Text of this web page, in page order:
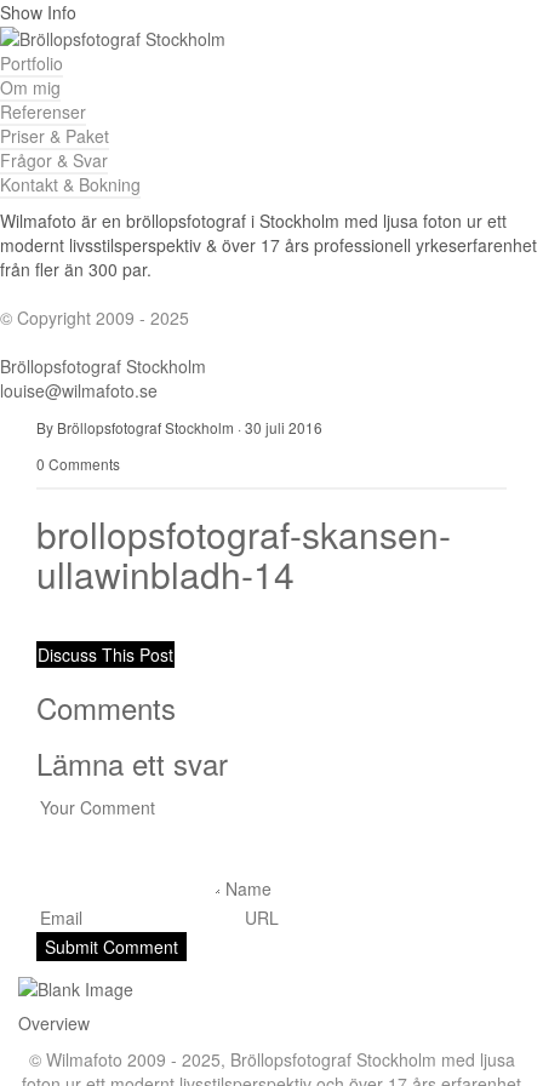
Show Info
Portfolio
Om mig
Referenser
Priser & Paket
Frågor & Svar
Kontakt & Bokning
Wilmafoto är en bröllopsfotograf i Stockholm med ljusa foton ur ett
modernt livsstilsperspektiv & över 17 års professionell yrkeserfarenhet
från fler än 300 par.
© Copyright 2009 - 2025
Bröllopsfotograf Stockholm
louise@wilmafoto.se
By Bröllopsfotograf Stockholm ·30 juli 2016
0 Comments
brollopsfotograf-skansen-
ullawinbladh-14
Discuss This Post
Comments
Lämna ett svar
Overview
© Wilmafoto 2009 - 2025, Bröllopsfotograf Stockholm med ljusa